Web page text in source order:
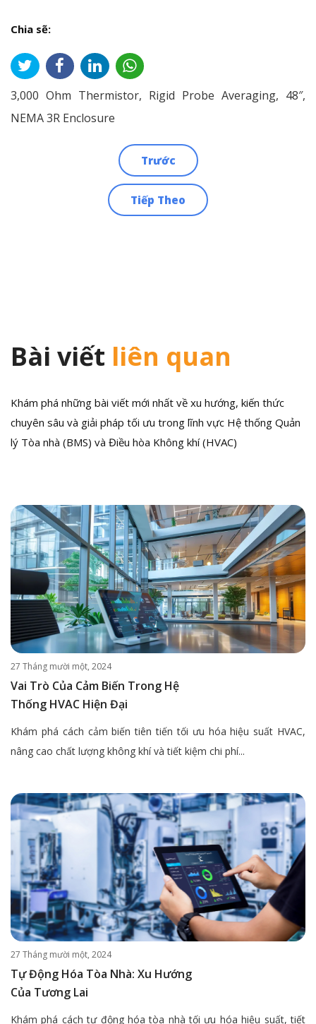
Chia sẽ:
3,000 Ohm Thermistor, Rigid Probe Averaging, 48″,
NEMA 3R Enclosure
Trước
Tiếp Theo
Bài viết liên quan
Khám phá những bài viết mới nhất về xu hướng, kiến thức
chuyên sâu và giải pháp tối ưu trong lĩnh vực Hệ thống Quản
lý Tòa nhà (BMS) và Điều hòa Không khí (HVAC)
27 Tháng mười một, 2024
Vai Trò Của Cảm Biến Trong Hệ
Thống HVAC Hiện Đại
Khám phá cách cảm biến tiên tiến tối ưu hóa hiệu suất HVAC,
nâng cao chất lượng không khí và tiết kiệm chi phí...
27 Tháng mười một, 2024
Tự Động Hóa Tòa Nhà: Xu Hướng
Của Tương Lai
Khám phá cách tự động hóa tòa nhà tối ưu hóa hiệu suất, tiết